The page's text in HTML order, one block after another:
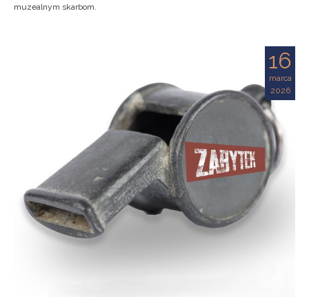
muzealnym skarbom.
16
marca
2026